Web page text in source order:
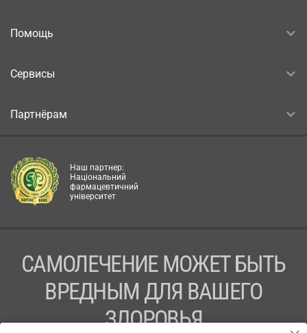
Помощь
Сервисы
Партнёрам
Наш партнер:
Національний
фармацевтичний
університет
САМОЛЕЧЕНИЕ МОЖЕТ БЫТЬ
ВРЕДНЫМ ДЛЯ ВАШЕГО
ЗДОРОВЬЯ